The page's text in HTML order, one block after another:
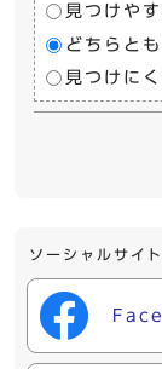
見つけや
どちらと
見つけに
ソーシャルサイ